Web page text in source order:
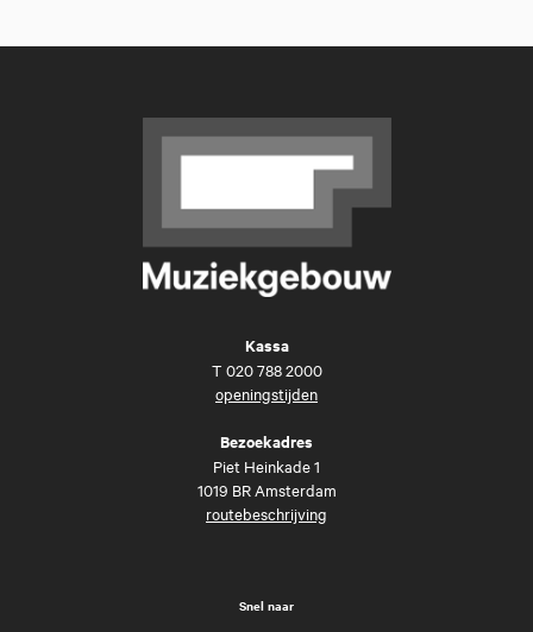
Kassa
T 020 788 2000
openingstijden
Bezoekadres
Piet Heinkade 1
1019 BR Amsterdam
routebeschrijving
Snel naar